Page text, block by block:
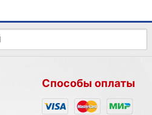
Способы оплаты